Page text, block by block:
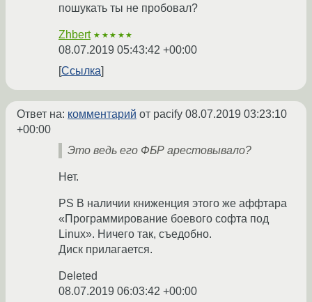
пошукать ты не пробовал?
Zhbert ★★★★★
08.07.2019 05:43:42 +00:00
Ссылка
Ответ на: комментарий от pacify 08.07.2019 03:23:10
+00:00
Это ведь его ФБР арестовывало?
Нет.
PS В наличии книженция этого же аффтара
«Программирование боевого софта под
Linux». Ничего так, съедобно.
Диск прилагается.
Deleted
08.07.2019 06:03:42 +00:00